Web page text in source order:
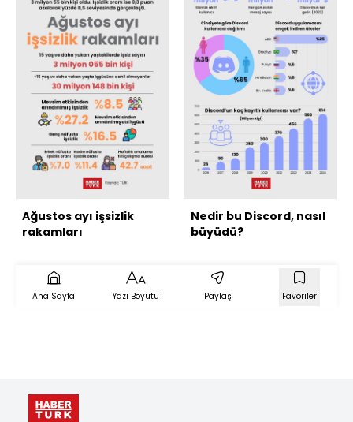
Ağustos ayı işsizlik
rakamları
Nedir bu Discord, nasıl
büyüdü?
Ana Sayfa Yazı Boyutu Paylaş Favoriler